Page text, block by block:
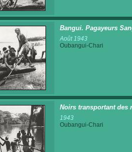
Bangui. Pagayeurs
Août 1943
Oubangui-Chari
Noirs transportant des
1943
Oubangui-Chari